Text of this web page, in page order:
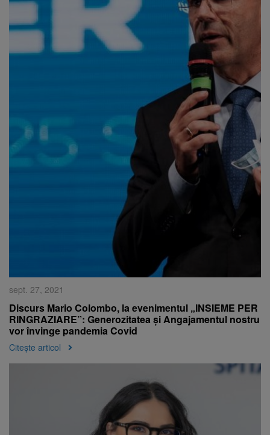
sept. 27, 2021
Discurs Mario Colombo, la evenimentul „INSIEME PER
RINGRAZIARE”: Generozitatea și Angajamentul nostru
vor învinge pandemia Covid
Citește articol